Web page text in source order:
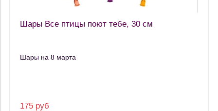
Шары Все птицы поют тебе, 30 см
Шары на 8 марта
175 руб